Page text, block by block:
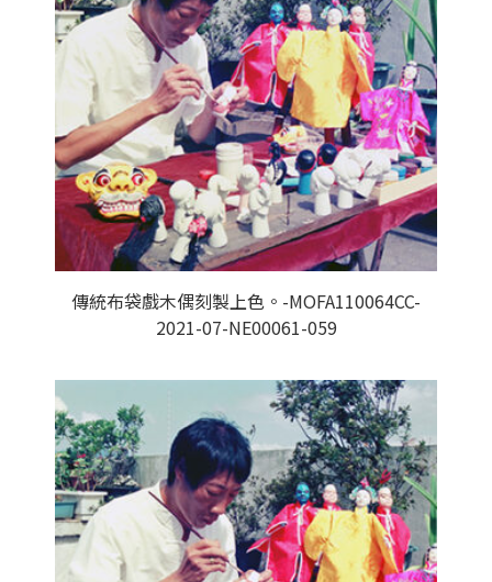
傳統布袋戲木偶刻製上色。-MOFA110064CC-
2021-07-NE00061-059